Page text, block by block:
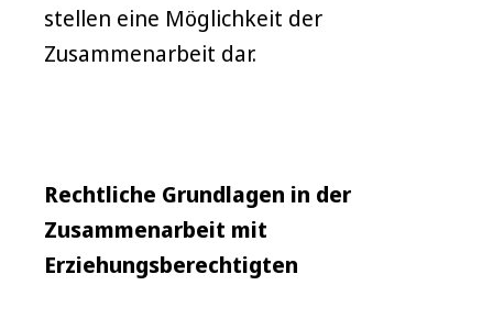
stellen eine Möglichkeit der
Zusammenarbeit dar.
Rechtliche Grundlagen in der
Zusammenarbeit mit
Erziehungsberechtigten